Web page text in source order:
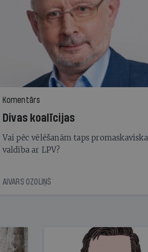
Komentārs
Divas koalīcijas
Vai pēc vēlēšanām taps promaskaviska
valdība ar LPV?
AIVARS OZOLIŅŠ